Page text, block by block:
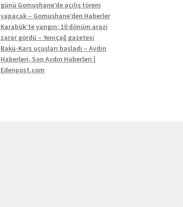
günü Gomuşhane’de açılış töreni
yapacak – Gomuşhane’den Haberler
Karabük’te yangın: 10 dönüm arazi
zarar gördü – Yeniçağ gazetesi
Bakü-Kars uçuşları başladı – Aydın
Haberleri, Son Aydın Haberleri |
Edenpost.com